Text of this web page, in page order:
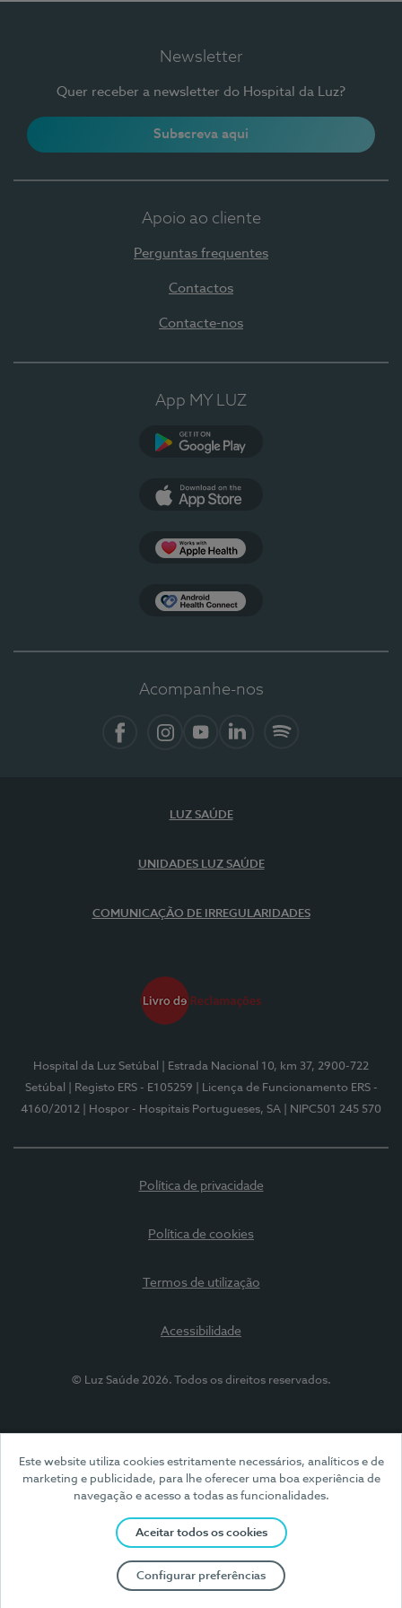
Este website utiliza cookies estritamente necessários, analíticos e de
marketing e publicidade, para lhe oferecer uma boa experiência de
navegação e acesso a todas as funcionalidades.
Aceitar todos os cookies
Configurar preferências
Newsletter
Quer receber a newsletter do Hospital da Luz?
Subscreva aqui
Apoio ao cliente
Perguntas frequentes
Contactos
Contacte-nos
App MY LUZ
Acompanhe-nos
LUZ SAÚDE
UNIDADES LUZ SAÚDE
COMUNICAÇÃO DE IRREGULARIDADES
Hospital da Luz Setúbal
| Estrada Nacional 10, km 37, 2900-722
Setúbal
| Registo ERS - E105259
| Licença de Funcionamento ERS -
4160/2012
| Hospor - Hospitais Portugueses, SA | NIPC501 245 570
Política de privacidade
Política de cookies
Termos de utilização
Acessibilidade
© Luz Saúde 2026. Todos os direitos reservados.